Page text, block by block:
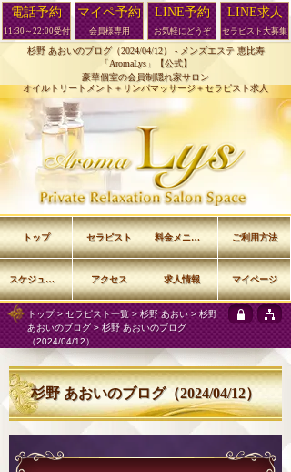
杉野 あおいのブログ（2024/04/12） - メンズエステ 恵比寿
「AromaLys」【公式】
豪華個室の会員制隠れ家サロン
オイルトリートメント＋リンパマッサージ＋セラピスト求人
トップ> セラピスト一覧 >杉野 あおい > 杉野
あおいのブログ > 杉野 あおいのブログ
（2024/04/12）
杉野 あおいのブログ（2024/04/12）
トップ セラピスト 料金メニュー ご利用方法
スケジュール アクセス 求人情報 マイページ
電話予約
11:30～22:00受付
マイペ予約
会員様専用
LINE予約
お気軽にどうぞ
LINE求人
セラピスト大募集